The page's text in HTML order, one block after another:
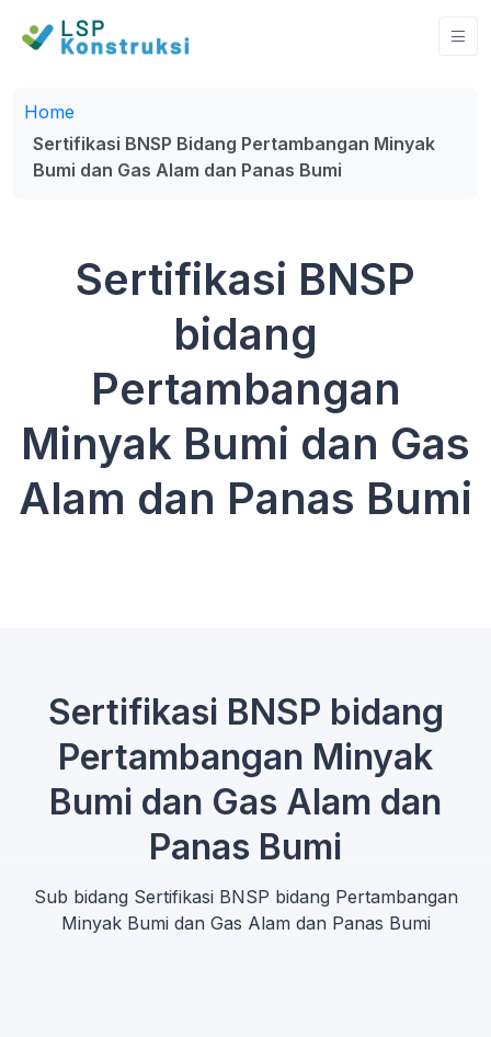
Home
Sertifikasi BNSP Bidang Pertambangan Minyak
Bumi dan Gas Alam dan Panas Bumi
Sertifikasi BNSP
bidang
Pertambangan
Minyak Bumi dan Gas
Alam dan Panas Bumi
Sertifikasi BNSP bidang
Pertambangan Minyak
Bumi dan Gas Alam dan
Panas Bumi
Sub bidang Sertifikasi BNSP bidang Pertambangan
Minyak Bumi dan Gas Alam dan Panas Bumi